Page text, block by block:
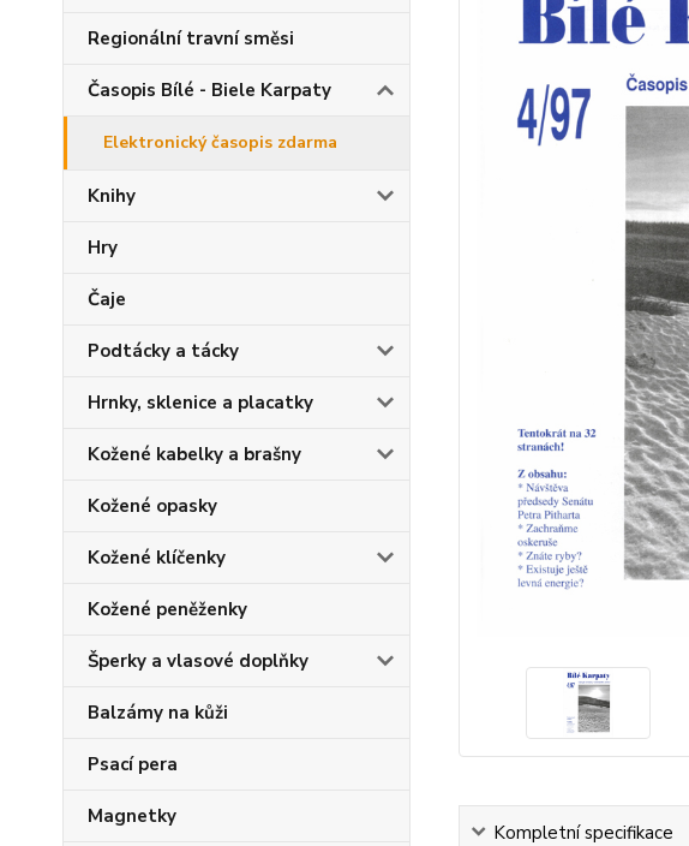
Regionální travní směsi
Časopis Bílé - Biele Karpaty
Elektronický časopis zdarma
Knihy
Hry
Čaje
Podtácky a tácky
Hrnky, sklenice a placatky
Kožené kabelky a brašny
Kožené opasky
Kožené klíčenky
Kožené peněženky
Šperky a vlasové doplňky
Balzámy na kůži
Psací pera
Magnetky
Kompletní specifikace